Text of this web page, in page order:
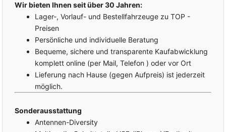
INTERIOR
Zentralverriegelung mit
Funk
Coming-Home-Funktion
Leaving-Home-Funktion
Außenspiegel elektrisch
verstellbar
Außenspiegel beheizbar
heranklappbar
Elektrische Fensterheber
Vordersitze
Armlehnen vorne
ISOFIX
(Kindersitzvorbereitung)
Lederschalthebel
Wir bieten Ihnen seit über 30 Jahren:
Lager-, Vorlauf- und Bestellfahrzeuge zu TOP -
Preisen
Persönliche und individuelle Beratung
Bequeme, sichere und transparente Kaufabwicklung
komplett online (per Mail, Telefon ) oder vor Ort
Lieferung nach Hause (gegen Aufpreis) ist jederzeit
möglich.
Sonderausstattung
Antennen-Diversity